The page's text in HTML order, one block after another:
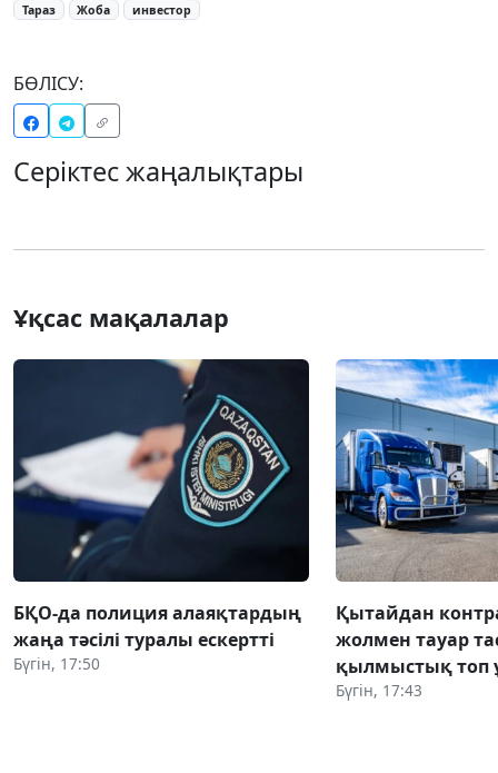
Тараз Жоба инвестор
БӨЛІСУ:
Серіктес жаңалықтары
Ұқсас мақалалар
БҚО-да полиция алаяқтардың
жаңа тәсілі туралы ескертті
Бүгін, 17:50
Қытайдан
жолмен тауар
қылмыстық топ
Бүгін, 17:43